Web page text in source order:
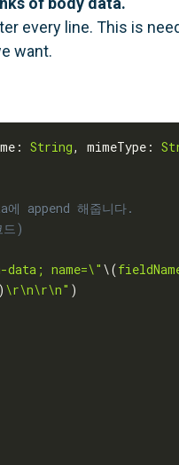
every line. This is
want.
: String, mimeType:
append 해줍니다.
)
name=\" \(
\r\n\r\n" )